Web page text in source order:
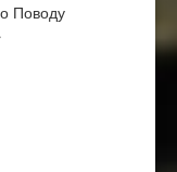
Поводу